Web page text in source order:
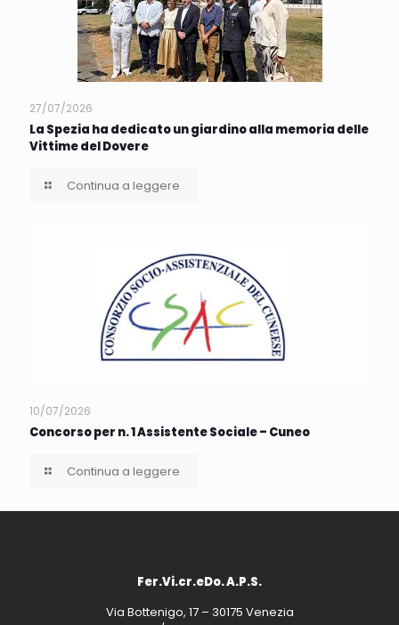
27/07/2026
La Spezia ha dedicato un giardino alla memoria delle
Vittime del Dovere
Continua a leggere
10/07/2026
Concorso per n. 1 Assistente Sociale – Cuneo
Continua a leggere
Fer.Vi.cr.eDo. A.P.S.
Via Bottenigo, 17 – 30175 Venezia